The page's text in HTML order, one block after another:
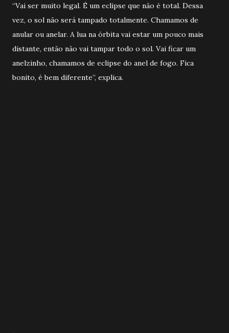
“Vai ser muito legal. É um eclipse que não é total. Dessa
vez, o sol não será tampado totalmente. Chamamos de
anular ou anelar. A lua na órbita vai estar um pouco mais
distante, então não vai tampar todo o sol. Vai ficar um
anelzinho, chamamos de eclipse do anel de fogo. Fica
bonito, é bem diferente”, explica.